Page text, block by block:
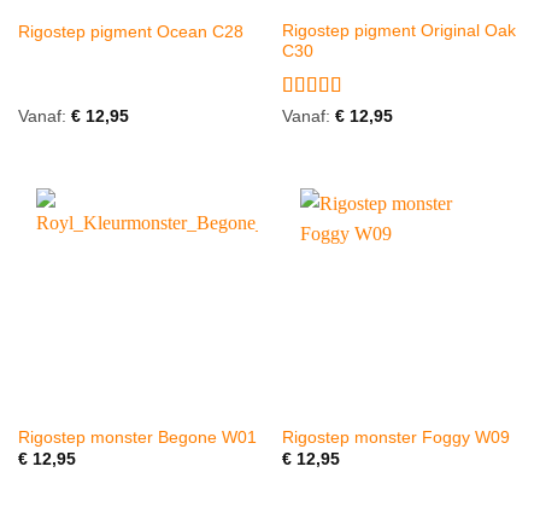
Rigostep pigment Ocean C28
Vanaf: €12,95
Rigostep pigment Original Oak
C30
Gewaardeerd
Vanaf: €12,95
Rigostep monster Begone W01
€12,95
Rigostep monster Foggy W09
€12,95